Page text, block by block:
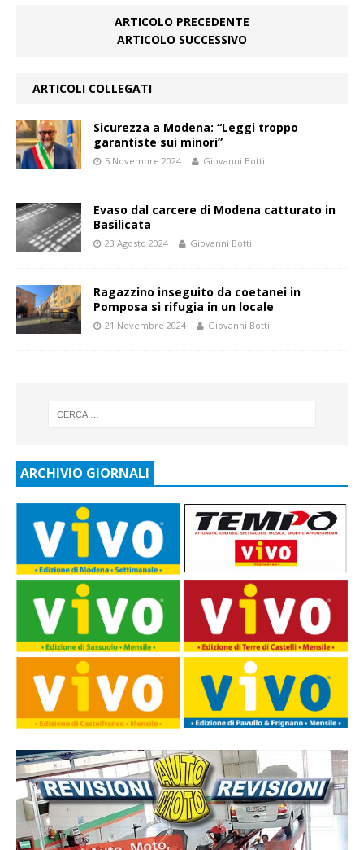
ARTICOLO PRECEDENTE
ARTICOLO SUCCESSIVO
ARTICOLI COLLEGATI
Sicurezza a Modena: “Leggi troppo
garantiste sui minori”
5 Novembre 2024 Giovanni Botti
Evaso dal carcere di Modena catturato in
Basilicata
23 Agosto 2024 Giovanni Botti
Ragazzino inseguito da coetanei in
Pomposa si rifugia in un locale
21 Novembre 2024 Giovanni Botti
ARCHIVIO GIORNALI